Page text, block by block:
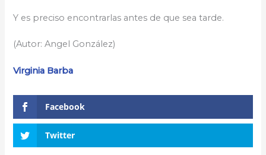
Y es preciso encontrarlas antes de que sea tarde.
(Autor: Angel González)
Virginia Barba
Facebook
Twitter